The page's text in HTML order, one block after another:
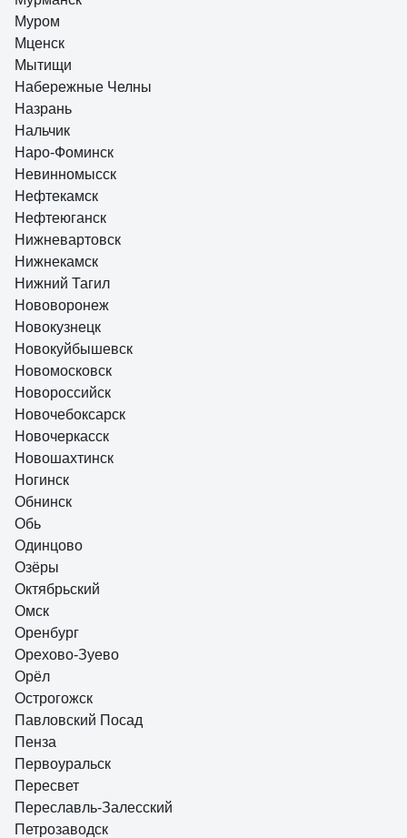
Муром
Мценск
Мытищи
Набережные Челны
Назрань
Нальчик
Наро-Фоминск
Невинномысск
Нефтекамск
Нефтеюганск
Нижневартовск
Нижнекамск
Нижний Тагил
Нововоронеж
Новокузнецк
Новокуйбышевск
Новомосковск
Новороссийск
Новочебоксарск
Новочеркасск
Новошахтинск
Ногинск
Обнинск
Обь
Одинцово
Озёры
Октябрьский
Омск
Оренбург
Орехово-Зуево
Орёл
Острогожск
Павловский Посад
Пенза
Первоуральск
Пересвет
Переславль-Залесский
Петрозаводск